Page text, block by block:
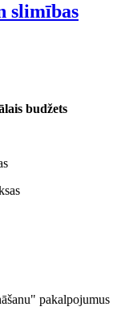
slimības
budžets
pakalpojumus